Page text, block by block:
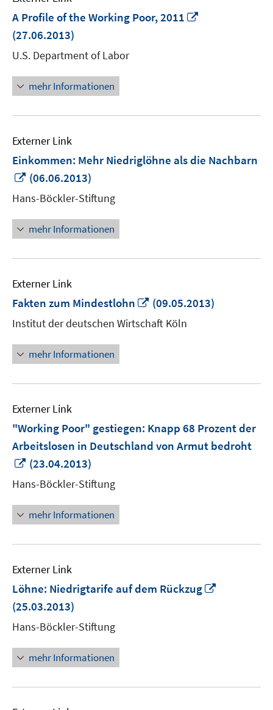
A Profile of the Working Poor, 2011
(27.06.2013)
U.S. Department of Labor
mehr Informationen
Externer Link
Einkommen: Mehr Niedriglöhne als die Nachbarn
In
neuem
Fenster
öffnen
(06.06.2013)
Hans-Böckler-Stiftung
mehr Informationen
Externer Link
Fakten zum Mindestlohn
In
neuem
Fenster
(09.05.2013)
Institut der deutschen Wirtschaft Köln
mehr Informationen
Externer Link
"Working Poor" gestiegen: Knapp 68 Prozent der
Arbeitslosen in Deutschland von Armut bedroht
In
neuem
Fenster
öffnen
(23.04.2013)
Hans-Böckler-Stiftung
mehr Informationen
Externer Link
Löhne: Niedrigtarife auf dem Rückzug
(25.03.2013)
Hans-Böckler-Stiftung
mehr Informationen